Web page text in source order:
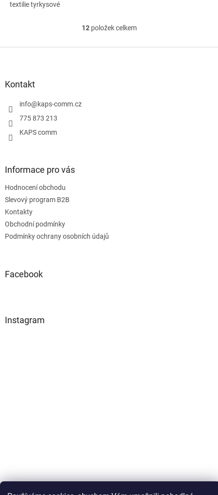
textilie tyrkysové
O
l
12položek celkem
Kontakt
info@kaps-comm.cz
775 873 213
KAPS comm
Informace pro vás
Hodnocení obchodu
Slevový program B2B
Kontakty
Obchodní podmínky
Podmínky ochrany osobních údajů
Facebook
Instagram